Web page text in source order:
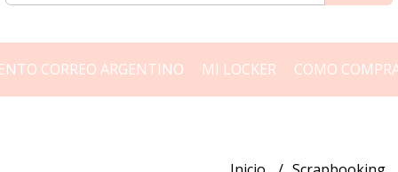
CORREO ARGENTINO MI LOCKER COMO